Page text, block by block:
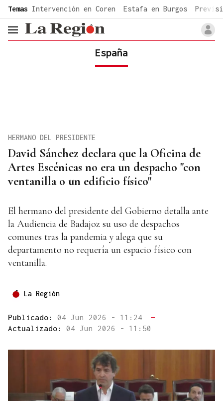
common.go-to-content
Temas Intervención en Coren Estafa en Burgos
header.menu.open
España
David Sánchez declara que la Oficina de
Artes Escénicas no era un despacho "con
ventanilla o un edificio físico"
HERMANO DEL PRESIDENTE
El hermano del presidente del Gobierno detalla ante
la Audiencia de Badajoz su uso de despachos
comunes tras la pandemia y alega que su
departamento no requería un espacio físico con
ventanilla.
La Región
Publicado: 04 Jun 2026 - 11:24
—
Actualizado: 04 Jun 2026 - 11:50